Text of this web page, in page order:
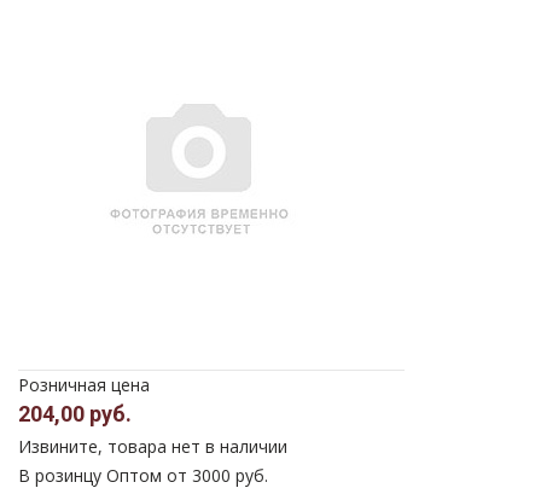
Розничная цена
204,00 руб.
Извините, товара нет в наличии
В розинцу Оптом от 3000 руб.